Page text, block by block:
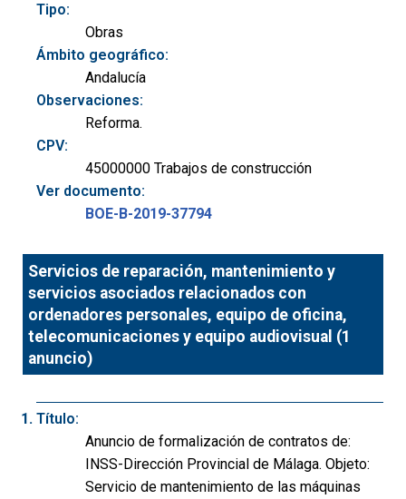
Tipo:
Obras
Ámbito geográfico:
Andalucía
Observaciones:
Reforma.
CPV:
45000000 Trabajos de construcción
Ver documento:
BOE-B-2019-37794
Servicios de reparación, mantenimiento y
servicios asociados relacionados con
ordenadores personales, equipo de oficina,
telecomunicaciones y equipo audiovisual (1
anuncio)
Título:
Anuncio de formalización de contratos de:
INSS-Dirección Provincial de Málaga. Objeto:
Servicio de mantenimiento de las máquinas